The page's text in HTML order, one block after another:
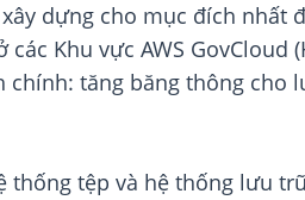
dựng cho mục đích
Khu vực AWS
chính: tăng băng thông
thống tệp và hệ thống lưu